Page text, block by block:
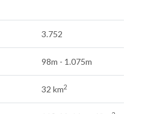
3.752
98m - 1.075m
32 km2